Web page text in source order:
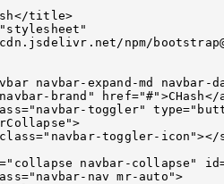
npm/
navbar-expand-md